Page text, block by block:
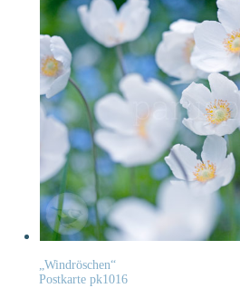
„Windröschen“
Postkarte pk1016